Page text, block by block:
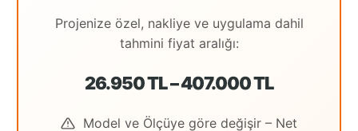
Projenize özel, nakliye ve uygulama dahil
tahmini fiyat aralığı:
26.950 TL – 407.000 TL
Model ve Ölçüye göre değişir – Net